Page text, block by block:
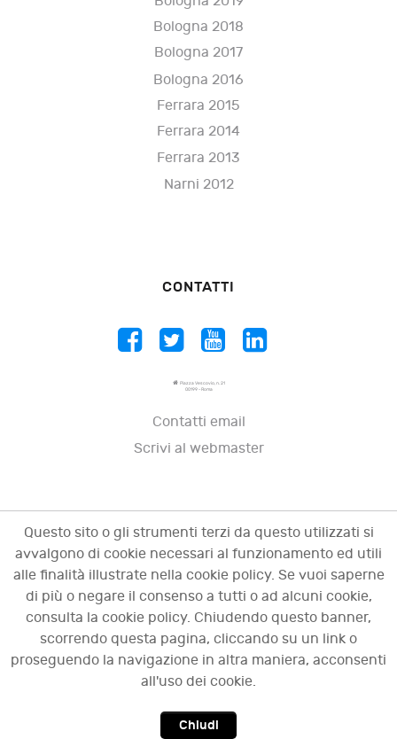
Bologna 2018
Bologna 2017
Bologna 2016
Ferrara 2015
Ferrara 2014
Ferrara 2013
Narni 2012
CONTATTI
Piazza Vescovio, n. 21
00199 - Roma
Contatti email
Scrivi al webmaster
© 2009 - 2026 OCI - Osservatorio sulle crisi
d'impresa. Tutti i diritti riservati.
Questo sito o gli strumenti terzi da questo utilizzati si
avvalgono di cookie necessari al funzionamento ed utili
alle finalità illustrate nella cookie policy. Se vuoi saperne
di più o negare il consenso a tutti o ad alcuni cookie,
consulta la cookie policy. Chiudendo questo banner,
scorrendo questa pagina, cliccando su un link o
proseguendo la navigazione in altra maniera, acconsenti
all'uso dei cookie.
Chiudi